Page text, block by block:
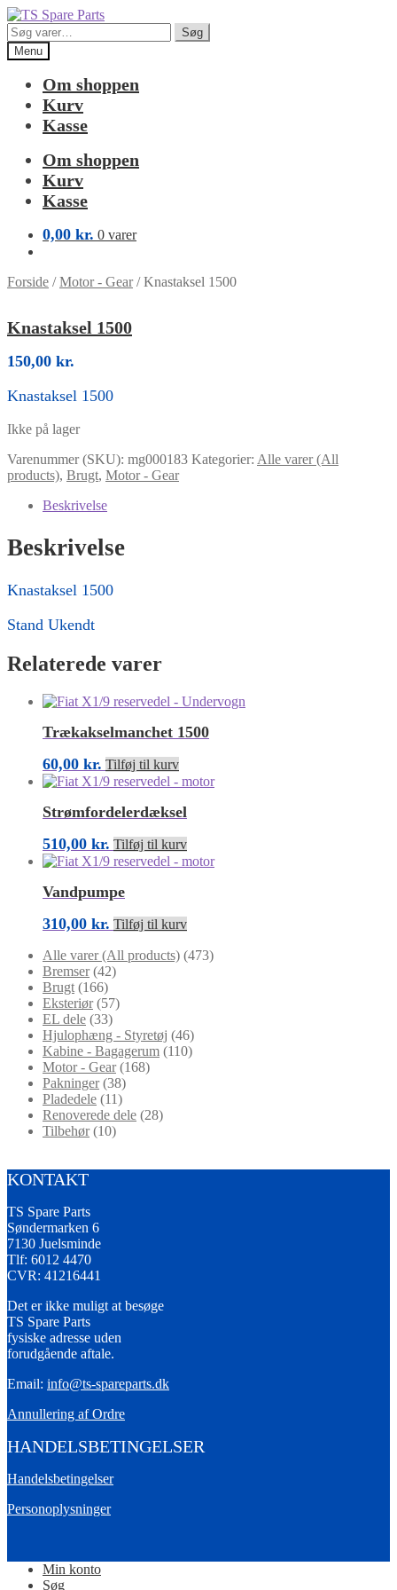
Spring
til
navigation
Spring
til
indhold
Søg
efter:
Søg
Menu
Om shoppen
Kurv
Kasse
Om shoppen
Kurv
Kasse
0,00 kr. 0 varer
Forside /Motor - Gear/Knastaksel 1500
Knastaksel 1500
150,00 kr.
Knastaksel 1500
Ikke på lager
Varenummer (SKU): mg000183 Kategorier: Alle varer (All
products), Brugt, Motor - Gear
Beskrivelse
Beskrivelse
Knastaksel 1500
Stand Ukendt
Relaterede varer
Trækakselmanchet 1500
60,00 kr. Tilføj til kurv
Strømfordelerdæksel
510,00 kr. Tilføj til kurv
Vandpumpe
310,00 kr. Tilføj til kurv
Alle varer (All products) (473)
Bremser (42)
Brugt (166)
Eksteriør (57)
EL dele (33)
Hjulophæng - Styretøj (46)
Kabine - Bagagerum (110)
Motor - Gear (168)
Pakninger (38)
Pladedele (11)
Renoverede dele (28)
Tilbehør (10)
KONTAKT
TS Spare Parts
Søndermarken 6
7130 Juelsminde
Tlf: 6012 4470
CVR: 41216441
Det er ikke muligt at besøge
TS Spare Parts
fysiske adresse uden
forudgående aftale.
Email: info@ts-spareparts.dk
Annullering af Ordre
HANDELSBETINGELSER
Handelsbetingelser
Personoplysninger
Min konto
Søg